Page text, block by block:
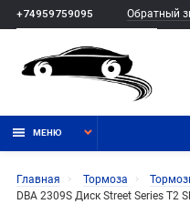
+74959759095 Обратный
МЕНЮ
Главная Тормоза
DBA 2309S Диск Street Series T2